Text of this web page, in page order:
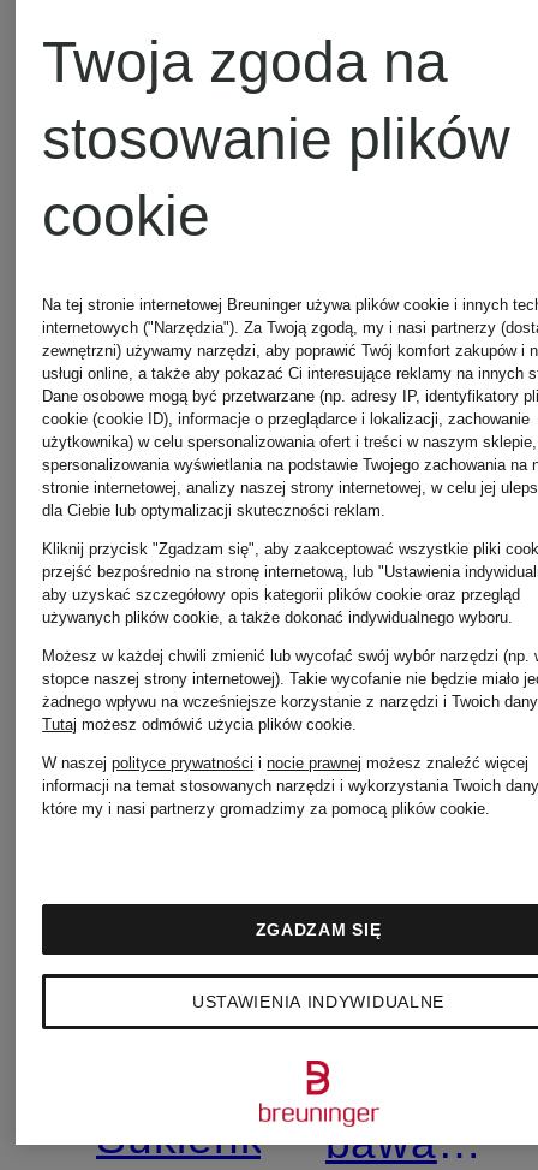
SARAH
z
dodatkiem
jedwabiu
565 zł
bawarska
ZOE z
349 zł
314,10 zł
Cena
695 zł
promocyjny
AlpenHERZ
Sukienka
Bluzka
bawarska
Twoja zgoda na
stosowanie plików
cookie
Na tej stronie internetowej Breuninger używa plików cookie i innych
internetowych ("Narzędzia"). Za Twoją zgodą, my i nasi partnerzy
zewnętrzni) używamy narzędzi, aby poprawić Twój komfort zakupów i
usługi online, a także aby pokazać Ci interesujące reklamy na innych
Dane osobowe mogą być przetwarzane (np. adresy IP, identyfikatory
cookie (cookie ID), informacje o przeglądarce i lokalizacji, zachowanie
użytkownika) w celu spersonalizowania ofert i treści w naszym sklepie,
spersonalizowania wyświetlania na podstawie Twojego zachowania na
stronie internetowej, analizy naszej strony internetowej, w celu jej
dla Ciebie lub optymalizacji skuteczności reklam.
Kliknij przycisk "Zgadzam się", aby zaakceptować wszystkie pliki
przejść bezpośrednio na stronę internetową, lub "Ustawienia
aby uzyskać szczegółowy opis kategorii plików cookie oraz przegląd
używanych plików cookie, a także dokonać indywidualnego wyboru.
Możesz w każdej chwili zmienić lub wycofać swój wybór narzędzi (np.
stopce naszej strony internetowej). Takie wycofanie nie będzie miało
żadnego wpływu na wcześniejsze korzystanie z narzędzi i Twoich
Tutaj możesz odmówić użycia plików cookie.
W naszejpolityce prywatności inocie prawnej możesz znaleźć więcej
informacji na temat stosowanych narzędzi i wykorzystania Twoich
które my i nasi partnerzy gromadzimy za pomocą plików cookie.
USTAWIENIA INDYWIDUALNE
ZGADZAM SIĘ